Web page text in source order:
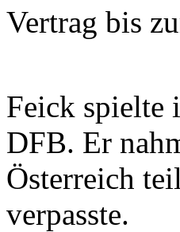
Vertrag bis
Feick spielte
DFB. Er
Österreich
verpasste.